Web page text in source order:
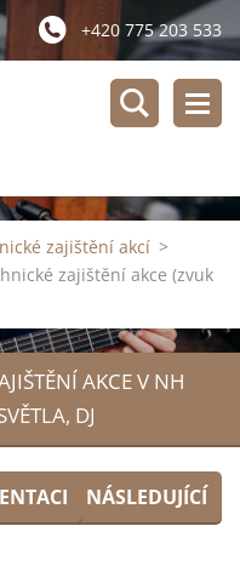
+420 775 203 533
zajištění akcí >
zajištění akce (zvuk
AKCE V NH
DJ
NÁSLEDUJÍCÍ